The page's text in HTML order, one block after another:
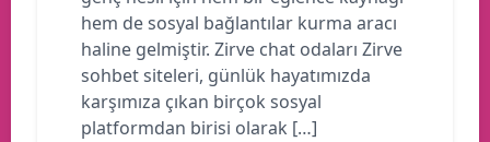
hem de sosyal bağlantılar kurma aracı
haline gelmiştir. Zirve chat odaları Zirve
sohbet siteleri, günlük hayatımızda
karşımıza çıkan birçok sosyal
platformdan birisi olarak […]